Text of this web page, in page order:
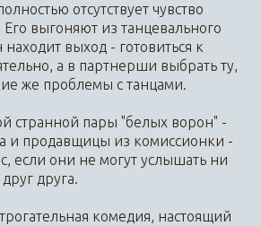
отсутствует чувство
Его выгоняют из танцевального
выход - готовиться к
а в партнерши выбрать ту,
же проблемы с танцами.
странной пары "белых ворон" -
и продавщицы из комиссионки -
если они не могут услышать ни
друга.
комедия, настоящий